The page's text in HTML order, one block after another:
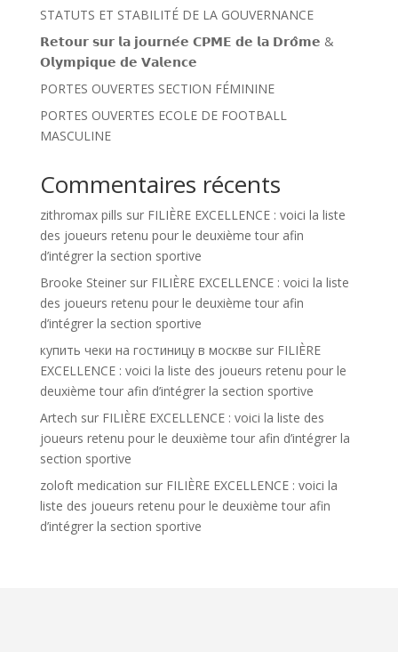
STATUTS ET STABILITÉ DE LA GOUVERNANCE
𝗥𝗲𝘁𝗼𝘂𝗿 𝘀𝘂𝗿 𝗹𝗮 𝗷𝗼𝘂𝗿𝗻𝗲́𝗲 𝗖𝗣𝗠𝗘 𝗱𝗲 𝗹𝗮 𝗗𝗿𝗼̂𝗺𝗲 &
𝗢𝗹𝘆𝗺𝗽𝗶𝗾𝘂𝗲 𝗱𝗲 𝗩𝗮𝗹𝗲𝗻𝗰𝗲
PORTES OUVERTES SECTION FÉMININE
PORTES OUVERTES ECOLE DE FOOTBALL
MASCULINE
Commentaires récents
zithromax pills sur FILIÈRE EXCELLENCE : voici la liste
des joueurs retenu pour le deuxième tour afin
d’intégrer la section sportive
Brooke Steinersur FILIÈRE EXCELLENCE : voici la liste
des joueurs retenu pour le deuxième tour afin
d’intégrer la section sportive
купить чеки на гостиницу в москве sur FILIÈRE
EXCELLENCE : voici la liste des joueurs retenu pour le
deuxième tour afin d’intégrer la section sportive
Artech sur FILIÈRE EXCELLENCE : voici la liste des
joueurs retenu pour le deuxième tour afin d’intégrer la
section sportive
zoloft medication sur FILIÈRE EXCELLENCE : voici la
liste des joueurs retenu pour le deuxième tour afin
d’intégrer la section sportive